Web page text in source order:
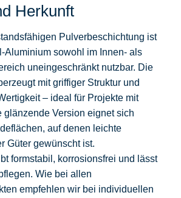
Herkunft
Pulverbeschichtung ist
Aluminium sowohl im Innen- als
uneingeschränkt nutzbar. Die
mit griffiger Struktur und
– ideal für Projekte mit
glänzende Version eignet sich
auf denen leichte
Güter gewünscht ist.
formstabil, korrosionsfrei und lässt
Wie bei allen
empfehlen wir bei individuellen